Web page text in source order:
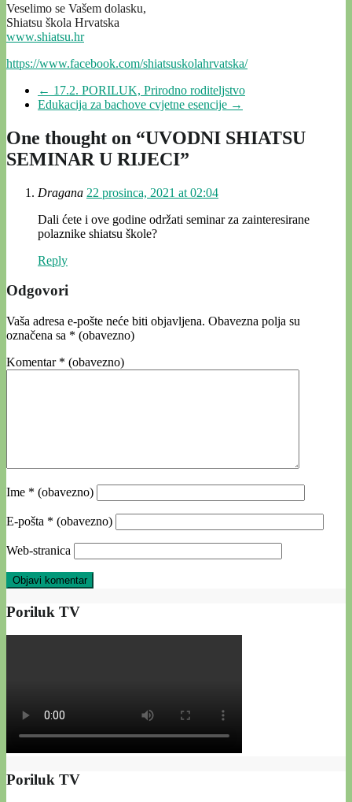
Veselimo se Vašem dolasku,
Shiatsu škola Hrvatska
www.shiatsu.hr
https://www.facebook.com/shiatsuskolahrvatska/
← 17.2. PORILUK, Prirodno roditeljstvo
Edukacija za bachove cvjetne esencije →
One thought on “UVODNI SHIATSU
SEMINAR U RIJECI”
Dragana 22 prosinca, 2021 at 02:04
Dali ćete i ove godine održati seminar za zainteresirane
polaznike shiatsu škole?
Reply
Odgovori
Vaša adresa e-pošte neće biti objavljena. Obavezna polja su
označena sa * (obavezno)
Komentar * (obavezno)
Ime * (obavezno)
E-pošta * (obavezno)
Web-stranica
Poriluk TV
Poriluk TV